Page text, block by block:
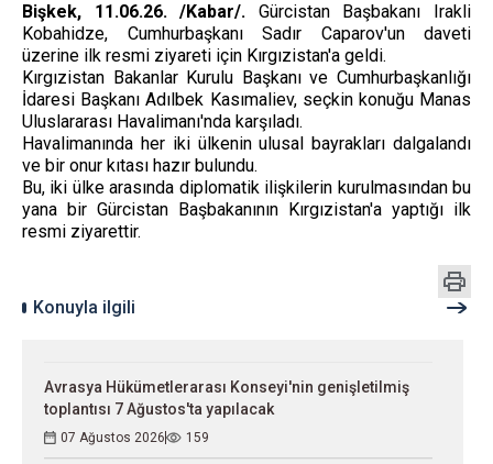
Bişkek, 11.06.26. /Kabar/. Gürcistan Başbakanı Irakli
Kobahidze, Cumhurbaşkanı Sadır Caparov'un daveti
üzerine ilk resmi ziyareti için Kırgızistan'a geldi.
Kırgızistan Bakanlar Kurulu Başkanı ve Cumhurbaşkanlığı
İdaresi Başkanı Adılbek Kasımaliev, seçkin konuğu Manas
Uluslararası Havalimanı'nda karşıladı.
Havalimanında her iki ülkenin ulusal bayrakları dalgalandı
ve bir onur kıtası hazır bulundu.
Bu, iki ülke arasında diplomatik ilişkilerin kurulmasından bu
yana bir Gürcistan Başbakanının Kırgızistan'a yaptığı ilk
resmi ziyarettir.
Konuyla ilgili
Avrasya Hükümetlerarası Konseyi'nin genişletilmiş
toplantısı 7 Ağustos'ta yapılacak
07 Ağustos 2026 159